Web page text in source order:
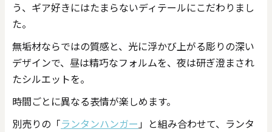
う、ギア好きにはたまらないディテールにこだわりまし
た。
無垢材ならではの質感と、光に浮かび上がる彫りの深い
デザインで、昼は精巧なフォルムを、夜は研ぎ澄まされ
たシルエットを――。
時間ごとに異なる表情が楽しめます。
別売りの「ランタンハンガー」と組み合わせて、ランタ